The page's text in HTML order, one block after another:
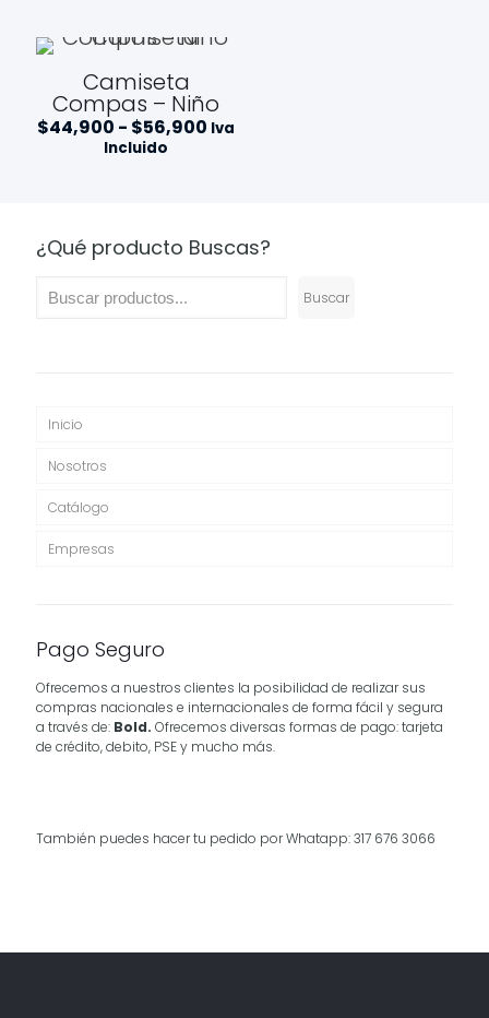
Camiseta
Compas – Niño
$44,900 - $56,900 Rango
$56,900
Iva
Incluido
¿Qué producto Buscas?
Buscar
Inicio
Nosotros
Catálogo
Empresas
Pago Seguro
Ofrecemos a nuestros clientes la posibilidad de realizar sus
compras nacionales e internacionales de forma fácil y segura
a través de: Bold. Ofrecemos diversas formas de pago: tarjeta
de crédito, debito, PSE y mucho más.
También puedes hacer tu pedido por Whatapp: 317 676 3066